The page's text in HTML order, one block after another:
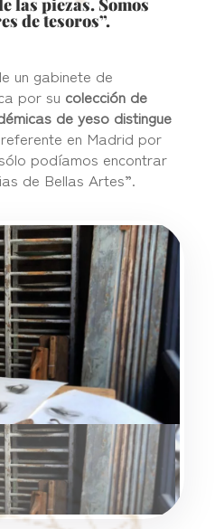
las piezas. Somos
de tesoros”.
un gabinete de
por su colección de
de yeso distingue
en Madrid por
podíamos encontrar
de Bellas Artes”.